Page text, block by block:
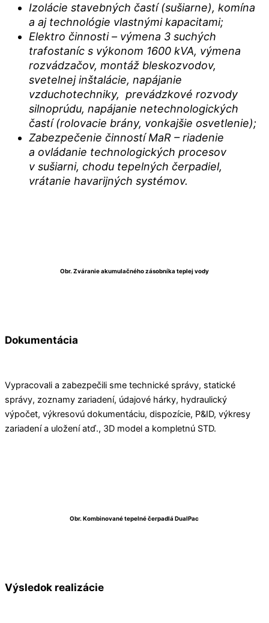
Izolácie stavebných častí (sušiarne), komína
a aj technológie vlastnými kapacitami;
Elektro činnosti – výmena 3 suchých
trafostaníc s výkonom 1600 kVA, výmena
rozvádzačov, montáž bleskozvodov,
svetelnej inštalácie, napájanie
vzduchotechniky, prevádzkové rozvody
silnoprúdu, napájanie netechnologických
častí (rolovacie brány, vonkajšie osvetlenie);
Zabezpečenie činností MaR – riadenie
a ovládanie technologických procesov
v sušiarni, chodu tepelných čerpadiel,
vrátanie havarijných systémov.
Obr. Zváranie akumulačného zásobníka teplej vody
Dokumentácia
Vypracovali a zabezpečili sme technické správy, statické
správy, zoznamy zariadení, údajové hárky, hydraulický
výpočet, výkresovú dokumentáciu, dispozície, P&ID, výkresy
zariadení a uložení atď., 3D model a kompletnú STD.
Obr. Kombinované tepelné čerpadlá DualPac
Výsledok realizácie